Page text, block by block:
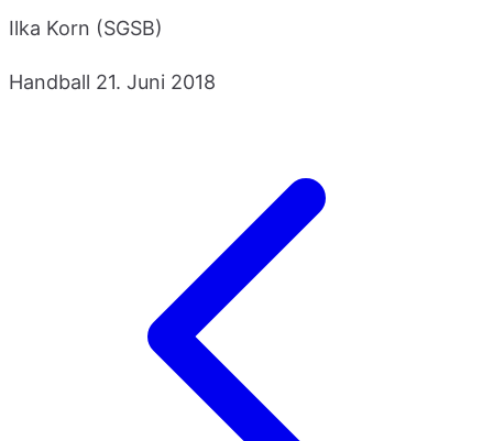
Ilka Korn (SGSB)
Handball 21. Juni 2018